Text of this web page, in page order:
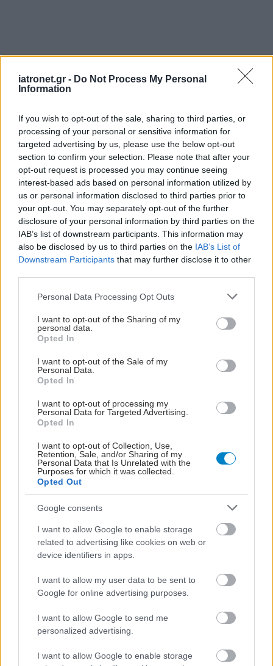
iatronet.gr - Do Not Process My Personal
Information
If you wish to opt-out of the sale, sharing to third parties, or
processing of your personal or sensitive information for
targeted advertising by us, please use the below opt-out
section to confirm your selection. Please note that after your
opt-out request is processed you may continue seeing
interest-based ads based on personal information utilized by
us or personal information disclosed to third parties prior to
your opt-out. You may separately opt-out of the further
disclosure of your personal information by third parties on the
IAB’s list of downstream participants. This information may
also be disclosed by us to third parties on the IAB’s List of
Downstream Participants that may further disclose it to other
Please note that this website/app uses one or more Google
not limited to your visit or usage behaviour. You may click to
grant or deny consent to Google and its third-party tags to
use your data for below specified purposes in below Google
consent section.
Personal Data Processing Opt Outs
I want to opt-out of the Sharing of my
personal data.
Opted In
I want to opt-out of the Sale of my
Personal Data.
Opted In
I want to opt-out of processing my
Personal Data for Targeted Advertising.
Opted In
I want to opt-out of Collection, Use,
Retention, Sale, and/or Sharing of my
Personal Data that Is Unrelated with the
Purposes for which it was collected.
Opted Out
Google consents
I want to allow Google to enable storage
related to advertising like cookies on web or
device identifiers in apps.
I want to allow my user data to be sent to
Google for online advertising purposes.
I want to allow Google to send me
personalized advertising.
I want to allow Google to enable storage
Loading...
ΣΗΜΕΡΑ ΣΤΟ IATRONET.GR